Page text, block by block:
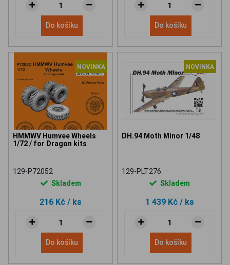
Do košíku Do košíku
NOVINKA
HMMWV Humvee Wheels
1/72 / for Dragon kits
129-P72052
Skladem
216 Kč / ks
Do košíku
NOVINKA
DH.94 Moth Minor 1/48
129-PLT276
Skladem
1 439 Kč / ks
Do košíku